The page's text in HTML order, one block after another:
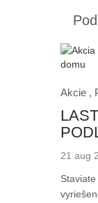
Akcie ,
21 aug